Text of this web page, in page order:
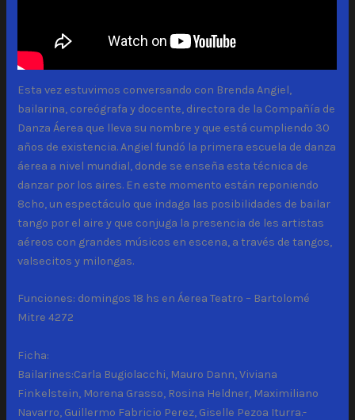
Esta vez estuvimos conversando con Brenda Angiel,
bailarina, coreógrafa y docente, directora de la Compañía de
Danza Áerea que lleva su nombre y que está cumpliendo 30
años de existencia. Angiel fundó la primera escuela de danza
áerea a nivel mundial, donde se enseña esta técnica de
danzar por los aires. En este momento están reponiendo
8cho, un espectáculo que indaga las posibilidades de bailar
tango por el aire y que conjuga la presencia de les artistas
aéreos con grandes músicos en escena, a través de tangos,
valsecitos y milongas.
Funciones: domingos 18 hs en Áerea Teatro – Bartolomé
Mitre 4272
Ficha:
Bailarines:Carla Bugiolacchi, Mauro Dann, Viviana
Finkelstein, Morena Grasso, Rosina Heldner, Maximiliano
Navarro, Guillermo Fabricio Perez, Giselle Pezoa Iturra.-